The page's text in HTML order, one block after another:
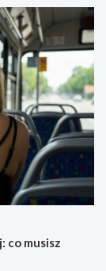
co musisz